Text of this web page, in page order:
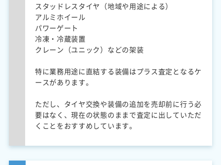
スタッドレスタイヤ（地域や用途による）
アルミホイール
パワーゲート
冷凍・冷蔵装置
クレーン（ユニック）などの架装
特に業務用途に直結する装備はプラス査定となるケ
ースがあります。
ただし、タイヤ交換や装備の追加を売却前に行う必
要はなく、現在の状態のままで査定に出していただ
くことをおすすめしています。